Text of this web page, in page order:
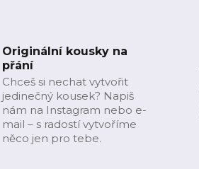
Originální kousky na
přání
Chceš si nechat vytvořit
jedinečný kousek? Napiš
nám na Instagram nebo e-
mail – s radostí vytvoříme
něco jen pro tebe.